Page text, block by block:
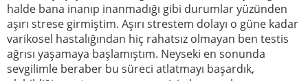
halde bana inanıp inanmadığı gibi durumlar yüzünden
aşırı strese girmiştim. Aşırı strestem dolayı o güne kadar
varikosel hastalığından hiç rahatsız olmayan ben testis
ağrısı yaşamaya başlamıştım. Neyseki en sonunda
sevgilimle beraber bu süreci atlatmayı başardık,